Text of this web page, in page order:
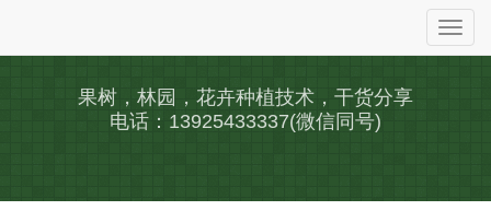
果树，林园，花卉种植技术，干货分享
电话：13925433337(微信同号)